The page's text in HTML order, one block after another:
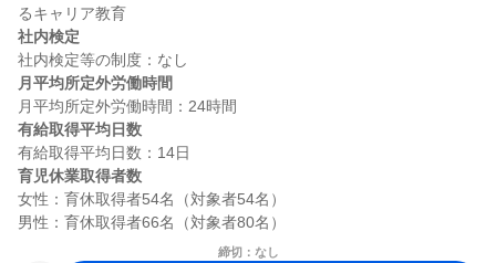
社内検定
月平均所定外労働時間
有給取得平均日数
育児休業取得者数
女性：育休取得者54名（対象者54名）
締切：なし